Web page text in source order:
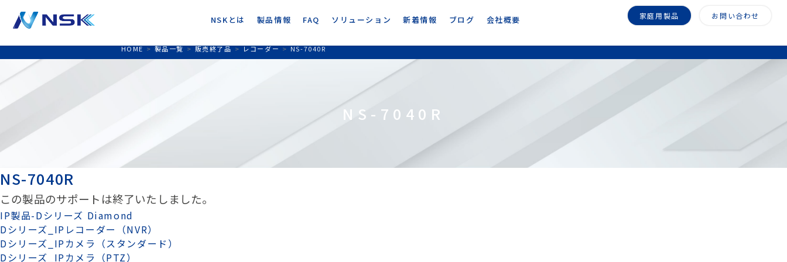
NSKとは 製品情報 FAQ ソリューション 新着情報 ブログ 会社概要 家庭用製品 お問い合わせ
HOME > 製品一覧 > 販売終了品 > レコーダー > NS-7040R
NS-7040R
NS-7040R
この製品のサポートは終了いたしました。
IP製品-Dシリーズ Diamond
Dシリーズ_IPレコーダー（NVR）
Dシリーズ_IPカメラ（スタンダード）
Dシリーズ_IPカメラ（PTZ）